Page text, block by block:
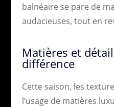
balnéaire se pare de
audacieuses, tout en
Matières et
différence
Cette saison, les
l’usage de matières